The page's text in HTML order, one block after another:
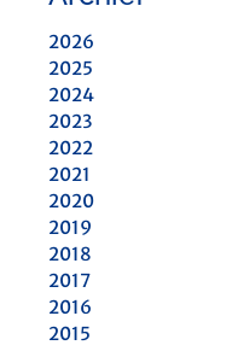
2026
2025
2024
2023
2022
2021
2020
2019
2018
2017
2016
2015